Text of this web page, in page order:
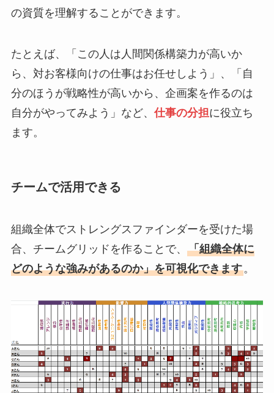
の資質を理解することができます。
たとえば、「この人は人間関係構築力が高いか
ら、対お客様向けの仕事はお任せしよう」、「自
分のほうが戦略性が高いから、企画案を作るのは
自分がやってみよう」など、 仕事の分担に役立ち
ます。
チームで活用できる
組織全体でストレングスファインダーを受けた場
合、チームグリッドを作ることで、 「組織全体に
どのような強みがあるのか」を可視化できます。